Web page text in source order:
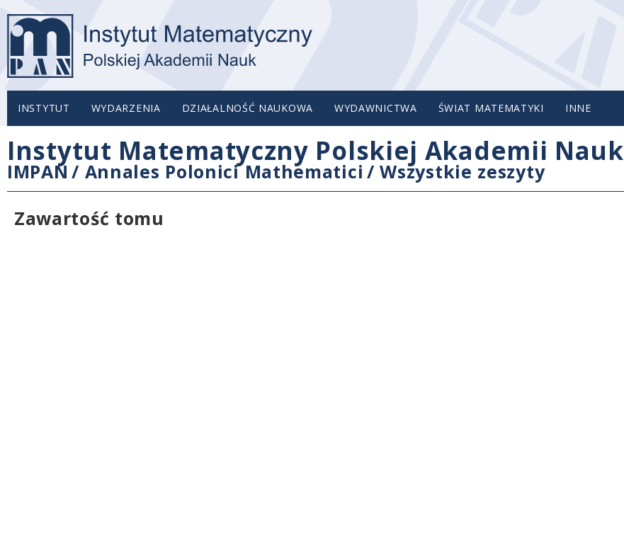
INSTYTUT WYDARZENIA DZIAŁALNOŚĆ NAUKOWA WYDAWNICTWA ŚWIAT MATEMATYKI INNE
Instytut Matematyczny Polskiej Akademii Nauk
IMPAN / Annales Polonici Mathematici /Wszystkie zeszyty
Zawartość tomu